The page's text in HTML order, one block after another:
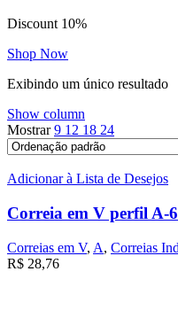
Discount 10%
Shop Now
Exibindo um único resultado
Show column
Mostrar9 12 18 24
Adicionar à Lista de Desejos
Correia em V perfil A-
Correias em V, A, Correias
R$ 28,76